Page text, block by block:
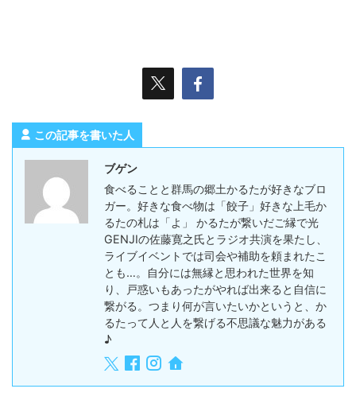
この記事を書いた人
ブゲン
食べることと群馬の郷土かるたが好きなブロ
ガー。好きな食べ物は「餃子」好きな上毛か
るたの札は「よ」 かるたが繋いだご縁で光
GENJIの佐藤寛之氏とラジオ共演を果たし、
ライブイベントでは司会や補助を頼まれたこ
とも…。自分には無縁と思われた世界を知
り、戸惑いもあったがやれば出来ると自信に
繋がる。つまり何が言いたいかというと、か
るたって人と人を繋げる不思議な魅力がある
♪